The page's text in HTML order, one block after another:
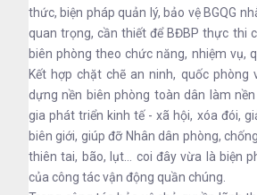
thức, biện pháp quản lý, bảo vệ BGQG
quan trọng, cần thiết để BĐBP thực thi
biên phòng theo chức năng, nhiệm vụ,
Kết hợp chặt chẽ an ninh, quốc phòng
dựng nền biên phòng toàn dân làm
gia phát triển kinh tế - xã hội, xóa đói,
biên giới, giúp đỡ Nhân dân phòng,
thiên tai, bão, lụt... coi đây vừa là biện
của công tác vận động quần chúng.